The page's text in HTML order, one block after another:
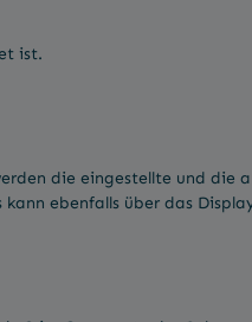
ist.
die eingestellte und
ebenfalls über das